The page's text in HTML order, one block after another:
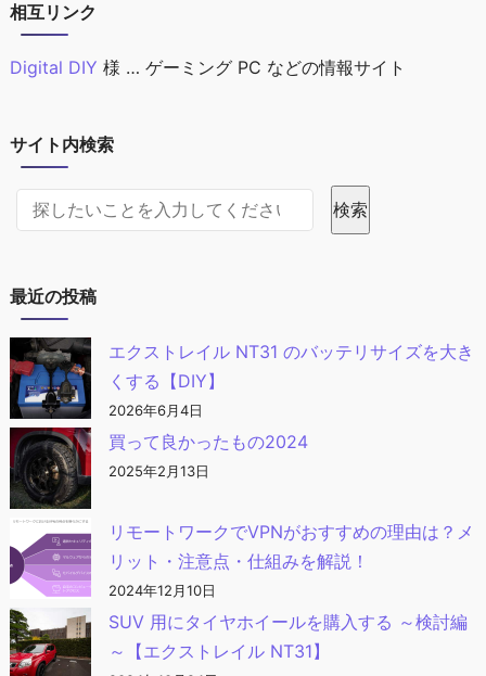
相互リンク
Digital DIY 様 … ゲーミング PC などの情報サイト
サイト内検索
サイト内検索 検索
最近の投稿
エクストレイル NT31 のバッテリサイズを大き
くする【DIY】
2026年6月4日
買って良かったもの2024
2025年2月13日
リモートワークでVPNがおすすめの理由は？メ
リット・注意点・仕組みを解説！
2024年12月10日
SUV 用にタイヤホイールを購入する ～検討編
～【エクストレイル NT31】